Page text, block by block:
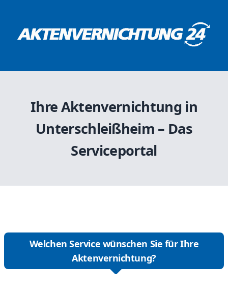
Ihre Aktenvernichtung in
Unterschleißheim – Das
Serviceportal
Welchen Service wünschen Sie für Ihre
Aktenvernichtung?